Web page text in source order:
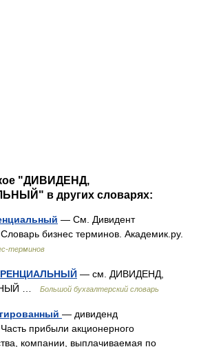
"ДИВИДЕНД,
в других словарях:
— См. Дивидент
бизнес терминов. Академик.ру.
терминов
— см. ДИВИДЕНД,
…
Большой бухгалтерский словарь
— дивиденд
прибыли акционерного
компании, выплачиваемая по